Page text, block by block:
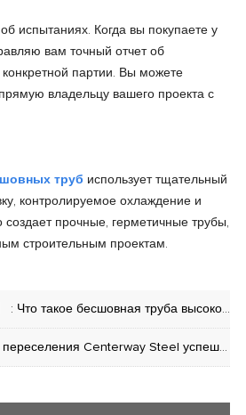
испытаниях. Когда вы покупаете у
вам точный отчет об
партии. Вы можете
владельцу вашего проекта с
труб использует тщательный
контролируемое охлаждение и
создает прочные, герметичные трубы,
строительным проектам.
: Что такое бесшовная труба высокого давления?
Steel успешно провела новый офис, новое путешествие, новую главу впереди